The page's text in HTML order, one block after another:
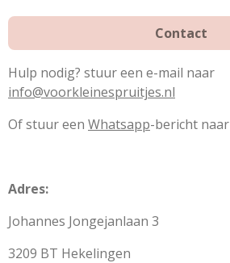
Contact
Hulp nodig? stuur een e-mail naar
info@voorkleinespruitjes.nl
Of stuur een Whatsapp-bericht naar
Adres:
Johannes Jongejanlaan 3
3209 BT Hekelingen